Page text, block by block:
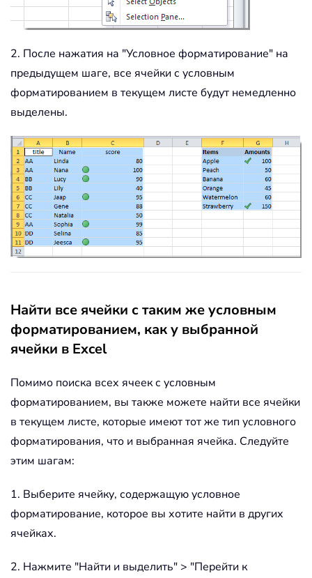
2. После нажатия на "Условное форматирование" на
предыдущем шаге, все ячейки с условным
форматированием в текущем листе будут немедленно
выделены.
Найти все ячейки с таким же условным
форматированием, как у выбранной
ячейки в Excel
Помимо поиска всех ячеек с условным
форматированием, вы также можете найти все ячейки
в текущем листе, которые имеют тот же тип условного
форматирования, что и выбранная ячейка. Следуйте
этим шагам:
1. Выберите ячейку, содержащую условное
форматирование, которое вы хотите найти в других
ячейках.
2. Нажмите "Найти и выделить" > "Перейти к